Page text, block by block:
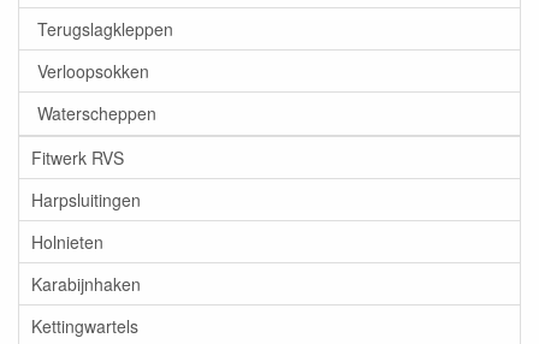
Terugslagkleppen
Verloopsokken
Waterscheppen
Fitwerk RVS
Harpsluitingen
Holnieten
Karabijnhaken
Kettingwartels